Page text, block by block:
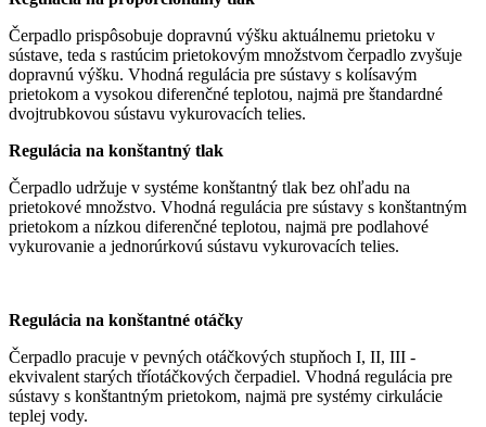
Čerpadlo prispôsobuje dopravnú výšku aktuálnemu prietoku v
sústave, teda s rastúcim prietokovým množstvom čerpadlo zvyšuje
dopravnú výšku. Vhodná regulácia pre sústavy s kolísavým
prietokom a vysokou diferenčné teplotou, najmä pre štandardné
dvojtrubkovou sústavu vykurovacích telies.
Regulácia na konštantný tlak
Čerpadlo udržuje v systéme konštantný tlak bez ohľadu na
prietokové množstvo. Vhodná regulácia pre sústavy s konštantným
prietokom a nízkou diferenčné teplotou, najmä pre podlahové
vykurovanie a jednorúrkovú sústavu vykurovacích telies.
Regulácia na konštantné otáčky
Čerpadlo pracuje v pevných otáčkových stupňoch I, II, III -
ekvivalent starých tříotáčkových čerpadiel. Vhodná regulácia pre
sústavy s konštantným prietokom, najmä pre systémy cirkulácie
teplej vody.